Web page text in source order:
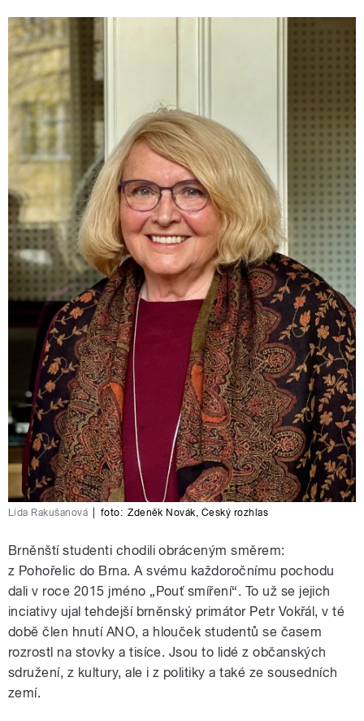
Lída Rakušanová foto: Zdeněk Novák, Český rozhlas
Brněnští studenti chodili obráceným směrem:
z Pohořelic do Brna. A svému každoročnímu pochodu
dali v roce 2015 jméno „Pouť smíření“. To už se jejich
inciativy ujal tehdejší brněnský primátor Petr Vokřál, v té
době člen hnutí ANO, a hlouček studentů se časem
rozrostl na stovky a tisíce. Jsou to lidé z občanských
sdružení, z kultury, ale i z politiky a také ze sousedních
zemí.